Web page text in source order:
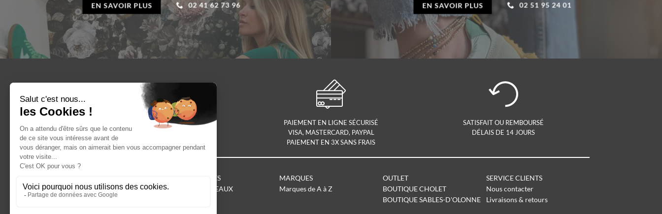
EN SAVOIR PLUS 02 41 62 73 96 EN SAVOIR PLUS 02 51 95 24 01
LIVRAISON GRATUITE
À PARTIR DE 50€ D’ACHAT
PAIEMENT EN LIGNE SÉCURISÉ
VISA, MASTERCARD, PAYPAL
PAIEMENT EN 3X SANS FRAIS
SATISFAIT OU REMBOURSÉ
DÉLAIS DE 14 JOURS
CHAUSSURES
ACCESSOIRES
CARTE CADEAUX
MARQUES
Marques de A à Z
OUTLET
BOUTIQUE CHOLET
BOUTIQUE SABLES-D'OLONNE
SERVICE CLIENTS
Nous contacter
Livraisons & retours